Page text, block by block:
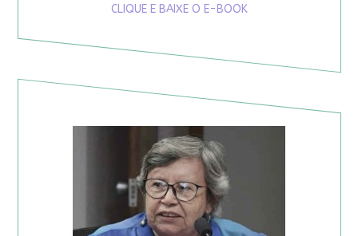
CLIQUE E BAIXE O E-BOOK